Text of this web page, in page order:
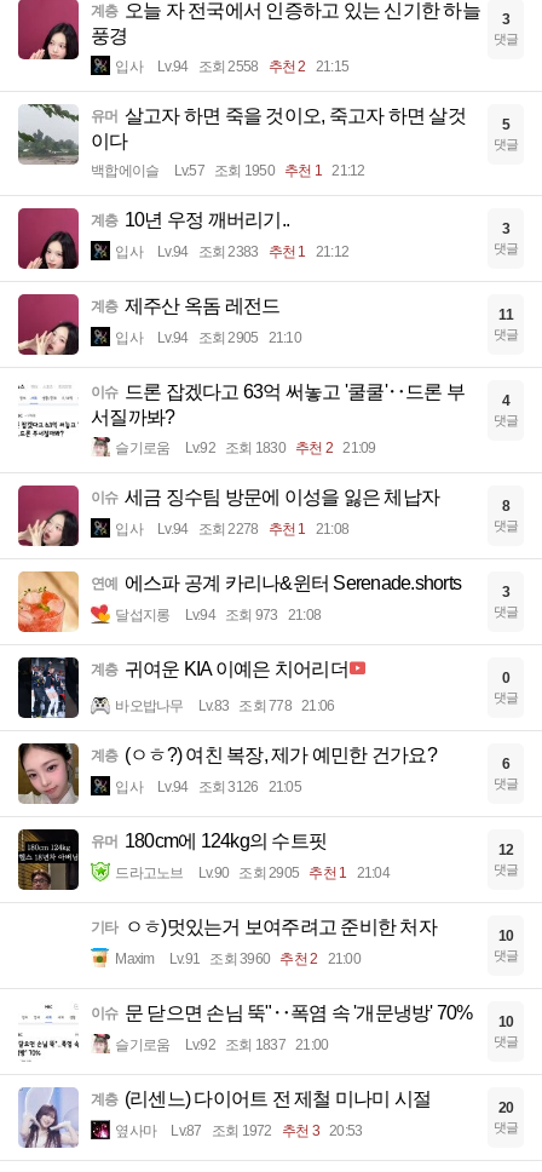
계층 오늘 자 전국에서 인증하고 있는 신기한 하늘
풍경
입사 Lv.94 조회 2558 추천 2 21:15
3
댓글
유머 살고자 하면 죽을 것이오, 죽고자 하면 살것
이다
백합에이슬 Lv.57 조회 1950 추천 1 21:12
5
댓글
계층 10년 우정 깨버리기..
입사 Lv.94 조회 2383 추천 1 21:12
3
댓글
계층 제주산 옥돔 레전드
입사 Lv.94 조회 2905 21:10
11
댓글
이슈 드론 잡겠다고 63억 써놓고 '쿨쿨'‥드론 부
서질까봐?
슬기로움 Lv.92 조회 1830 추천 2 21:09
4
댓글
이슈 세금 징수팀 방문에 이성을 잃은 체납자
입사 Lv.94 조회 2278 추천 1 21:08
8
댓글
연예 에스파 공계 카리나&윈터 Serenade.shorts
달섭지롱 Lv.94 조회 973 21:08
3
댓글
계층 귀여운 KIA 이예은 치어리더
바오밥나무 Lv.83 조회 778 21:06
0
댓글
계층 (ㅇㅎ?) 여친 복장, 제가 예민한 건가요?
입사 Lv.94 조회 3126 21:05
6
댓글
유머 180cm에 124kg의 수트핏
드라고노브 Lv.90 조회 2905 추천 1 21:04
12
댓글
기타 ㅇㅎ)멋있는거 보여주려고 준비한 처자
Maxim Lv.91 조회 3960 추천 2 21:00
10
댓글
이슈 문 닫으면 손님 뚝"‥폭염 속 '개문냉방' 70%
슬기로움 Lv.92 조회 1837 21:00
10
댓글
계층 (리센느) 다이어트 전 제철 미나미 시절
옆사마 Lv.87 조회 1972 추천 3 20:53
20
댓글